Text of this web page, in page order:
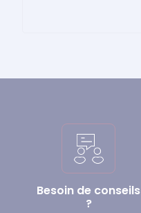
Besoin de conseils
?